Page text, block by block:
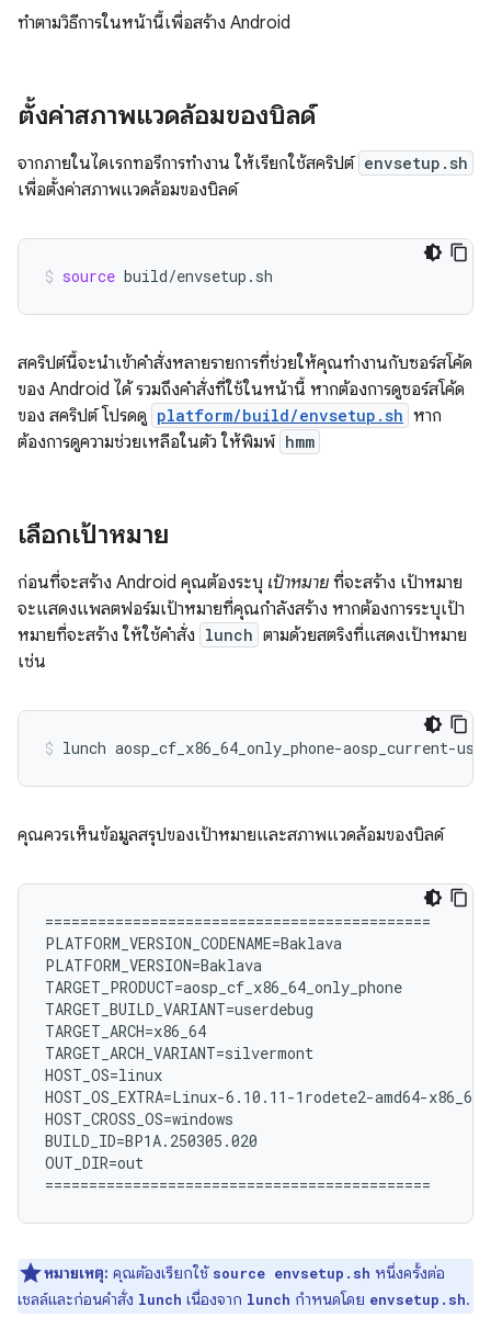
ทำตามวิธีการในหน้านี้เพื่อสร้าง Android
ตั้งค่าสภาพแวดล้อมของบิลด์
จากภายในไดเรกทอรีการทำงาน ให้เรียกใช้สคริปต์ envsetup.sh
เพื่อตั้งค่าสภาพแวดล้อมของบิลด์
source build/envsetup.sh
สคริปต์นี้จะนำเข้าคำสั่งหลายรายการที่ช่วยให้คุณทำงานกับซอร์สโค้ด
ของ Android ได้ รวมถึงคำสั่งที่ใช้ในหน้านี้ หากต้องการดูซอร์สโค้ด
ของ สคริปต์ โปรดดู platform/build/envsetup.sh หาก
ต้องการดูความช่วยเหลือในตัว ให้พิมพ์ hmm
เลือกเป้าหมาย
ก่อนที่จะสร้าง Android คุณต้องระบุ เป้าหมาย ที่จะสร้าง เป้าหมาย
จะแสดงแพลตฟอร์มเป้าหมายที่คุณกำลังสร้าง หากต้องการระบุเป้า
หมายที่จะสร้าง ให้ใช้คำสั่ง lunch ตามด้วยสตริงที่แสดงเป้าหมาย
เช่น
lunch aosp_cf_x86_64_only_phone-aosp_current-
คุณควรเห็นข้อมูลสรุปของเป้าหมายและสภาพแวดล้อมของบิลด์
============================================
PLATFORM_VERSION_CODENAME=Baklava
PLATFORM_VERSION=Baklava
TARGET_PRODUCT=aosp_cf_x86_64_only_phone
TARGET_BUILD_VARIANT=userdebug
TARGET_ARCH=x86_64
TARGET_ARCH_VARIANT=silvermont
HOST_OS=linux
HOST_OS_EXTRA=Linux-6.10.11-1rodete2-amd64-
HOST_CROSS_OS=windows
BUILD_ID=BP1A.250305.020
OUT_DIR=out
หมายเหตุ: คุณต้องเรียกใช้ source envsetup.sh หนึ่งครั้งต่อ
เชลล์และก่อนคำสั่ง lunch เนื่องจาก lunch กำหนดโดย envsetup.sh.